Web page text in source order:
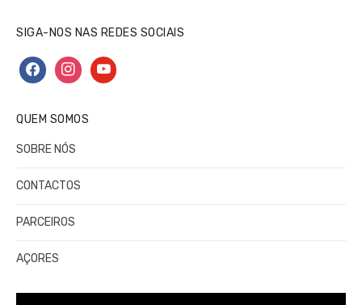
SIGA-NOS NAS REDES SOCIAIS
facebookinstagramyoutube
QUEM SOMOS
SOBRE NÓS
CONTACTOS
PARCEIROS
AÇORES